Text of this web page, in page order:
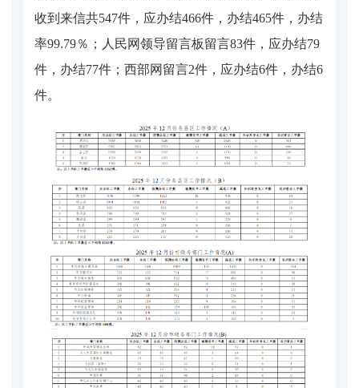
收到来信共547件，应办结466件，办结465件，办结
率99.79％；人民网领导留言板留言83件，应办结79
件，办结77件；西部网留言2件，应办结6件，办结6
件。